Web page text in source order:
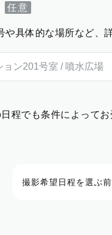
や具体的な場所など、
程でも条件によってお
撮影希望日程を選ぶ